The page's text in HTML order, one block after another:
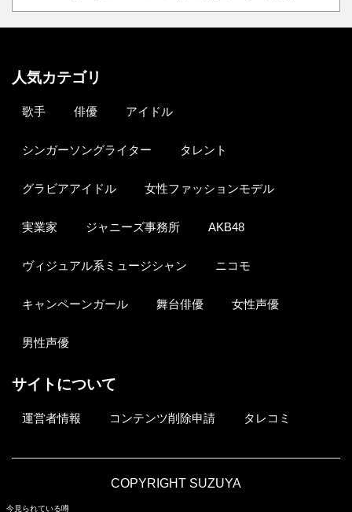
人気カテゴリ
歌手 俳優 アイドル
シンガーソングライター タレント
グラビアアイドル 女性ファッションモデル
実業家 ジャニーズ事務所 AKB48
ヴィジュアル系ミュージシャン ニコモ
キャンペーンガール 舞台俳優 女性声優
男性声優
サイトについて
運営者情報 コンテンツ削除申請 タレコミ
COPYRIGHT SUZUYA
今見られている噂